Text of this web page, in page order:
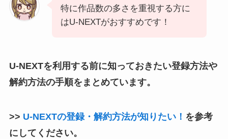
特に作品数の多さを重視する方に
はU-NEXTがおすすめです！
U-NEXTを利用する前に知っておきたい登録方法や
解約方法の手順をまとめています。
>> U-NEXTの登録・解約方法が知りたい！ を参考
にしてください。